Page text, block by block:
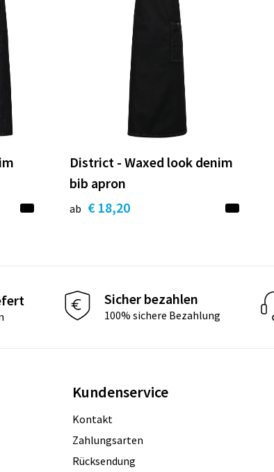
District - Waxed look denim
bib apron
ab € 18,20
Sicher bezahlen
100% sichere Bezahlung
Kundenservice
Kontakt
Zahlungsarten
Rücksendung